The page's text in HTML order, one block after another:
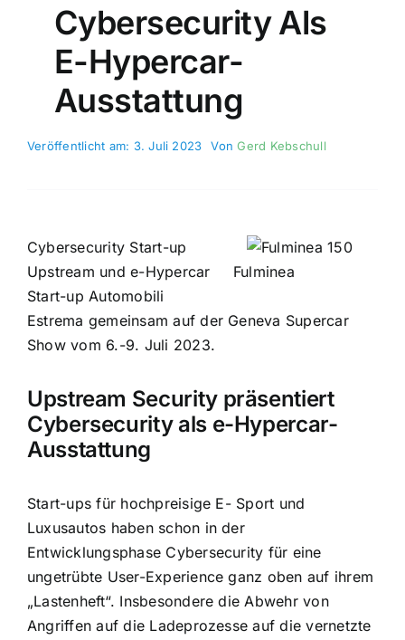
Cybersecurity Als
E-Hypercar-
Ausstattung
Veröffentlicht am: 3. Juli 2023 VonGerd Kebschull
Fulminea
Cybersecurity Start-up
Upstream und e-Hypercar
Start-up Automobili
Estrema gemeinsam auf der Geneva Supercar
Show vom 6.-9. Juli 2023.
Upstream Security präsentiert
Cybersecurity als e-Hypercar-
Ausstattung
Start-ups für hochpreisige E- Sport und
Luxusautos haben schon in der
Entwicklungsphase Cybersecurity für eine
ungetrübte User-Experience ganz oben auf ihrem
„Lastenheft“. Insbesondere die Abwehr von
Angriffen auf die Ladeprozesse auf die vernetzte